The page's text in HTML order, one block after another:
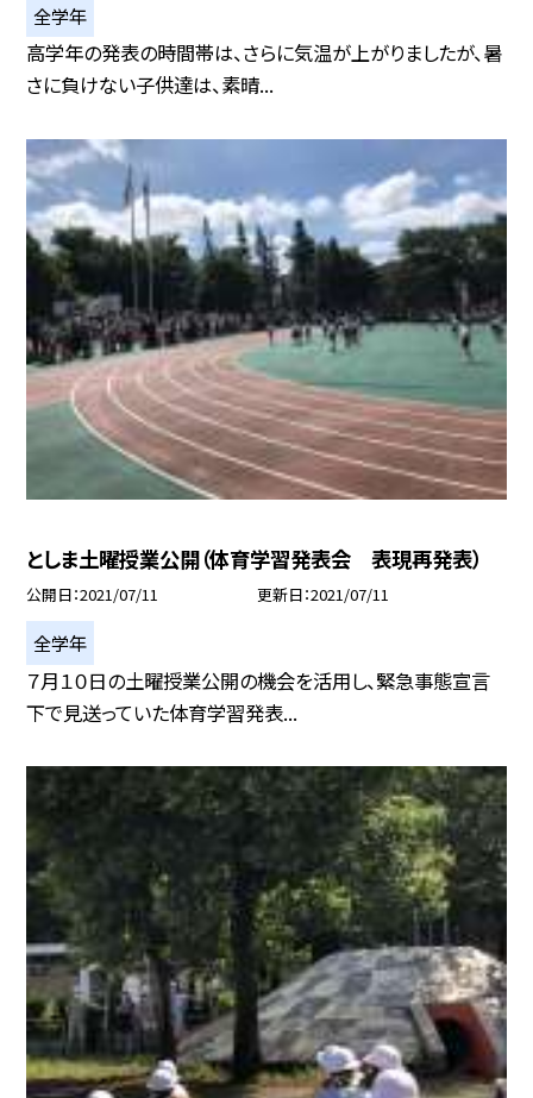
全学年
高学年の発表の時間帯は、さらに気温が上がりましたが、暑
さに負けない子供達は、素晴...
としま土曜授業公開（体育学習発表会 表現再発表）
公開日 2021/07/11 更新日 2021/07/11
全学年
７月１０日の土曜授業公開の機会を活用し、緊急事態宣言
下で見送っていた体育学習発表...